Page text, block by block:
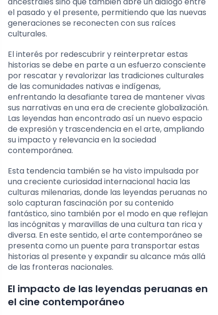
el pasado y el presente, permitiendo que las nuevas
generaciones se reconecten con sus raíces
culturales.
El interés por redescubrir y reinterpretar estas
historias se debe en parte a un esfuerzo consciente
por rescatar y revalorizar las tradiciones culturales
de las comunidades nativas e indígenas,
enfrentando la desafiante tarea de mantener vivas
sus narrativas en una era de creciente globalización.
Las leyendas han encontrado así un nuevo espacio
de expresión y trascendencia en el arte, ampliando
su impacto y relevancia en la sociedad
contemporánea.
Esta tendencia también se ha visto impulsada por
una creciente curiosidad internacional hacia las
culturas milenarias, donde las leyendas peruanas no
solo capturan fascinación por su contenido
fantástico, sino también por el modo en que reflejan
las incógnitas y maravillas de una cultura tan rica y
diversa. En este sentido, el arte contemporáneo se
presenta como un puente para transportar estas
historias al presente y expandir su alcance más allá
de las fronteras nacionales.
El impacto de las leyendas peruanas en
el cine contemporáneo